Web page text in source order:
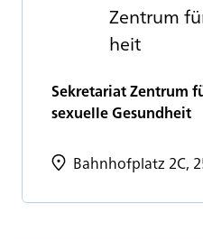
Zen­trum
heit
Sekretariat Zentrum
sexuelle Gesundheit
Bahnhofplatz 2C,